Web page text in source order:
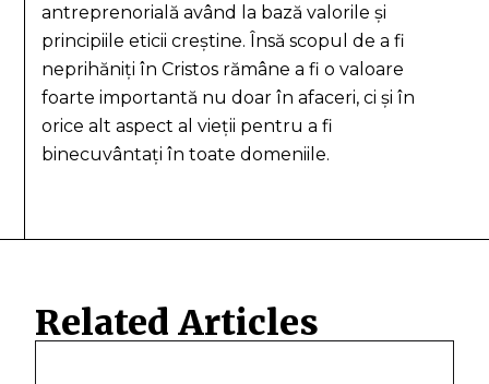
antreprenorială având la bază valorile și
principiile eticii creștine. Însă scopul de a fi
neprihăniți în Cristos rămâne a fi o valoare
foarte importantă nu doar în afaceri, ci și în
orice alt aspect al vieții pentru a fi
binecuvântați în toate domeniile.
Related Articles